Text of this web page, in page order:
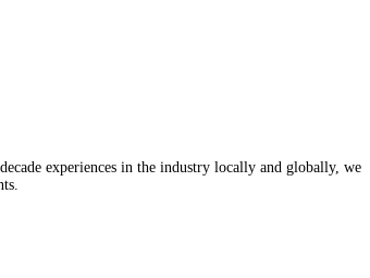
experiences in the industry locally and globally, we